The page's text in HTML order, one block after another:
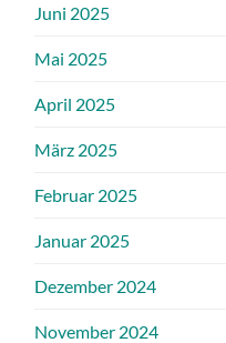
Juni 2025
Mai 2025
April 2025
März 2025
Februar 2025
Januar 2025
Dezember 2024
November 2024